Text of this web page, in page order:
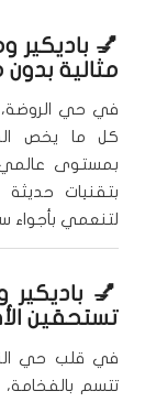
💅 باديكير
مثالية
في حي الروضة،
كل ما يخص
بمستوى
بتقنيات
لتنعمي بأجواء
💅
تستحقين
في قلب حي
تتسم